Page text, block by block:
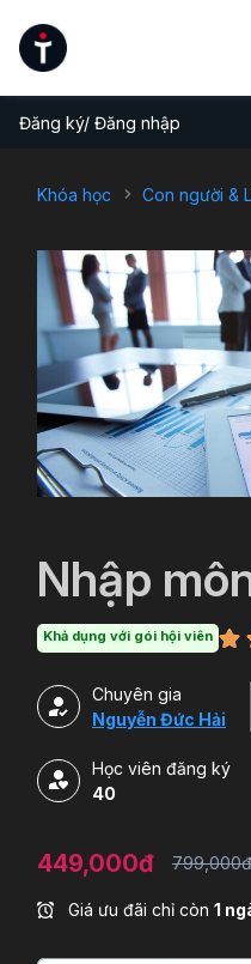
Đăng ký/ Đăng nhập
Khóa học Con người &
Nhập
Khả dụng với gói hội viên
Chuyên gia
Nguyễn Đức Hải
Học viên đăng ký
40
449,000đ 799,000đ
Giá ưu đãi chỉ còn 1